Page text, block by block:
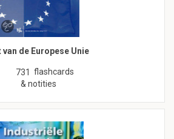
van de Europese Unie
731 flashcards
& notities